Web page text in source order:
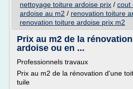
nettoyage toiture ardoise prix / cout
ardoise au m2 / renovation toiture
renovation toiture ardoise prix m2
Prix au m2 de la
ardoise ou en ...
Professionnels travaux
Prix au m2 de la rénovation d'une
tuile